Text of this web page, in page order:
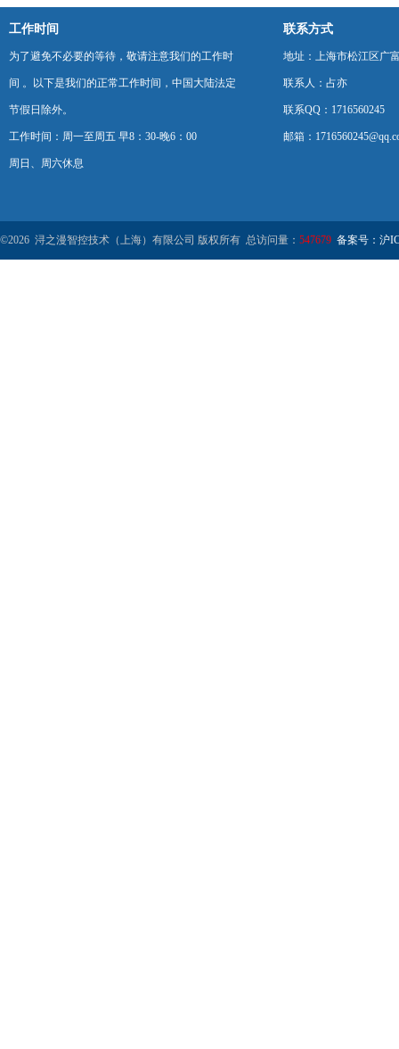
工作时间
为了避免不必要的等待，敬请注意我们的工作时
间 。以下是我们的正常工作时间，中国大陆法定
节假日除外。
工作时间：周一至周五 早8：30-晚6：00
周日、周六休息
联系方式
地址：上海市松江区广
联系人：占亦
联系QQ：1716560245
邮箱：
©2026 浔之漫智控技术（上海）有限公司 版权所有 总访问量： 547679 备案号：沪